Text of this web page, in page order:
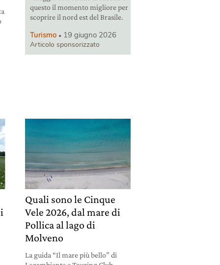
questo il momento migliore per
scoprire il nord est del Brasile.
Turismo 19 giugno 2026
Articolo sponsorizzato
Quali sono le Cinque
Vele 2026, dal mare di
Pollica al lago di
Molveno
La guida “Il mare più bello” di